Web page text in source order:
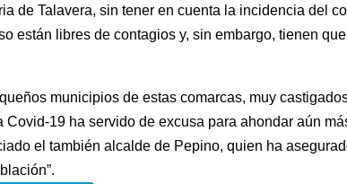
de Talavera, sin tener en cuenta la incidencia del
están libres de contagios y, sin embargo, tienen
municipios de estas comarcas, muy
19 ha servido de excusa para ahondar aún
el también alcalde de Pepino, quien ha